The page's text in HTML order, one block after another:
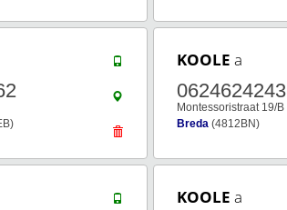
KOOLE a
0624624243
Montessoristraat 19/B
Breda (4812BN)
KOOLE a